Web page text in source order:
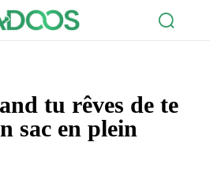
tu rêves de te
sac en plein